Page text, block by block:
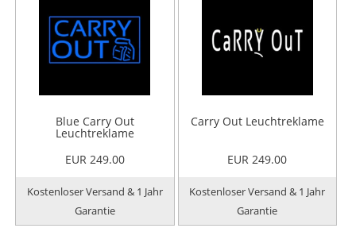
Blue Carry Out
Leuchtreklame
EUR 249.00
Kostenloser Versand & 1 Jahr
Garantie
Carry Out Leuchtreklame
EUR 249.00
Kostenloser Versand & 1 Jahr
Garantie